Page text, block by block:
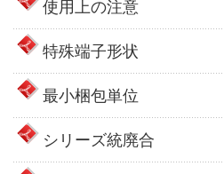
使用上の注意
特殊端子形状
最小梱包単位
シリーズ統廃合